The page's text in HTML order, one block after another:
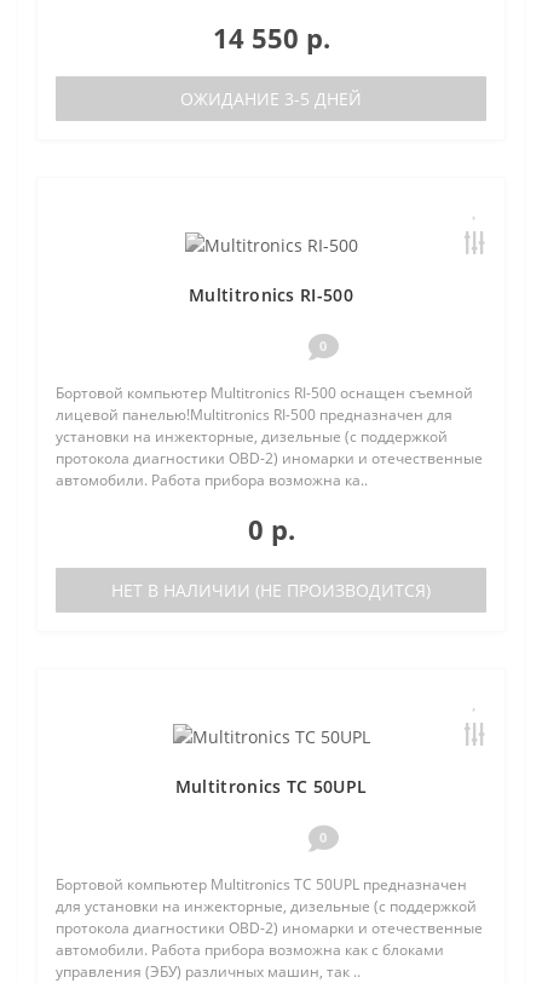
14 550 р.
ОЖИДАНИЕ 3-5 ДНЕЙ
Multitronics RI-500
0
Бортовой компьютер Multitronics RI-500 оснащен съемной
лицевой панелью!Multitronics RI-500 предназначен для
установки на инжекторные, дизельные (с поддержкой
протокола диагностики OBD-2) иномарки и отечественные
автомобили. Работа прибора возможна ка..
0 р.
НЕТ В НАЛИЧИИ (НЕ ПРОИЗВОДИТСЯ)
Multitronics TC 50UPL
0
Бортовой компьютер Multitronics TC 50UPL предназначен
для установки на инжекторные, дизельные (с поддержкой
протокола диагностики OBD-2) иномарки и отечественные
автомобили. Работа прибора возможна как с блоками
управления (ЭБУ) различных машин, так ..